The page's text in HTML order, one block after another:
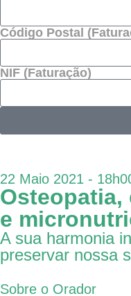
Código Postal
NIF (Faturação)
22 Maio 2021 -
e
A sua harmonia
preservar nossa
Sobre o Orador